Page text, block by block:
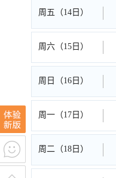
周五（14日）
周六（15日）
周日（16日）
周一（17日）
周二（18日）